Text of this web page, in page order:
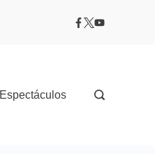
Espectáculos